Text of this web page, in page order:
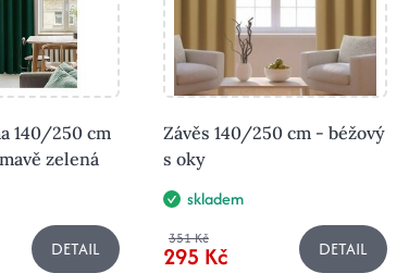
140/250 cm
zelená
DETAIL
Závěs 140/250 cm - béžový
s oky
skladem
351 Kč
295 Kč DETAIL